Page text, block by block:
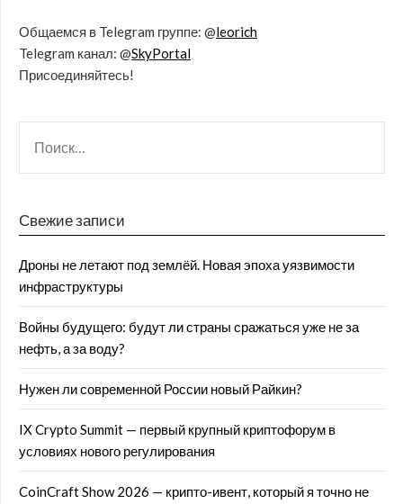
Общаемся в Telegram группе: @leorich
Telegram канал: @SkyPortal
Присоединяйтесь!
Свежие записи
Дроны не летают под землёй. Новая эпоха уязвимости
инфраструктуры
Войны будущего: будут ли страны сражаться уже не за
нефть, а за воду?
Нужен ли современной России новый Райкин?
IX Crypto Summit — первый крупный криптофорум в
условиях нового регулирования
CoinCraft Show 2026 — крипто-ивент, который я точно не